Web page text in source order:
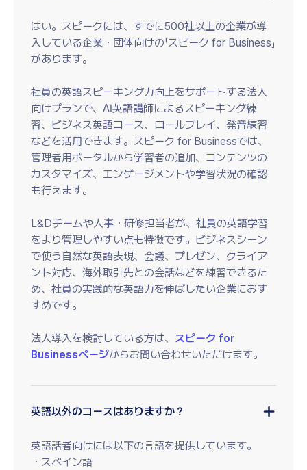
はい。スピークには、すでに500社以上の企業が導
入している企業・団体向けの「スピーク for Business」
があります。
社員の英語スピーキング力向上をサポートする法人
向けプランで、AI英語講師によるスピーキング練
習、ビジネス英語コース、ロールプレイ、発音練習
などを活用できます。スピーク for Businessでは、
管理者用ポータルから学習者の追加、コンテンツの
カスタマイズ、エンゲージメントや学習状況の確認
も行えます。
L&Dチームや人事・研修担当者が、社員の英語学習
をより管理しやすい点も特徴です。ビジネスシーン
で使う自然な英語表現、会議、プレゼン、クライア
ント対応、海外取引先との会話などを練習できるた
め、社員の実践的な英語力を伸ばしたい企業におす
すめです。
法人導入を検討している方は、 スピーク for
Businessページからお問い合わせいただけます。
英語以外のコースはありますか？
英語話者向けには以下の言語を提供しています。
・スペイン語